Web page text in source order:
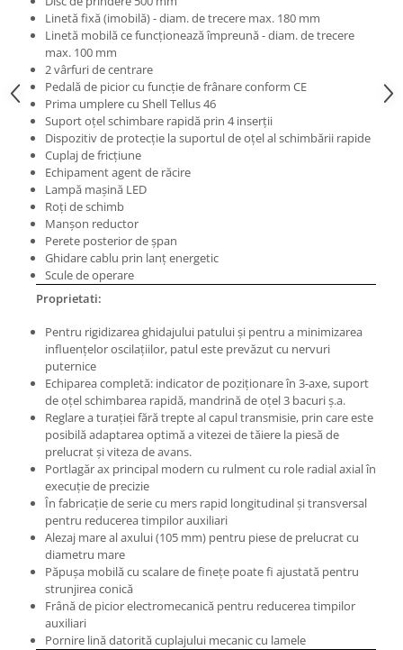
Masini electrice de filetat
Exhaustor pentru aschii metal
Masini de gaurit cu talpa
magnetica
Instalatii de spalare a pieselor
Lame de ferastrau cu varf din
carbura
Lame de ferăstrău cu acoperire
Panze de taiere cu banda verticala
Panze de taiere metal pentru
ferastraie
Roti de lustruit
Standuri pentru ferăstraie cu
bandă
Standuri pentru mașini de găurit și
frezat
Standuri pentru mașini de șlefuit
Standuri pentru strunguri metal
Unelte striere
Linetă fixă (imobilă) - diam. de trecere max. 180 mm
Linetă mobilă ce funcţionează împreună - diam. de trecere
max. 100 mm
2 vârfuri de centrare
Pedală de picior cu funcţie de frânare conform CE
Prima umplere cu Shell Tellus 46
Suport oţel schimbare rapidă prin 4 inserții
Dispozitiv de protecţie la suportul de oţel al schimbării rapide
Cuplaj de fricţiune
Echipament agent de răcire
Lampă maşină LED
Roţi de schimb
Manşon reductor
Perete posterior de şpan
Ghidare cablu prin lanţ energetic
Scule de operare
Proprietati:
Pentru rigidizarea ghidajului patului şi pentru a minimizarea
influenţelor oscilaţiilor, patul este prevăzut cu nervuri
puternice
Echiparea completă: indicator de poziţionare în 3-axe, suport
de oţel schimbarea rapidă, mandrină de oţel 3 bacuri ş.a.
Reglare a turaţiei fără trepte al capul transmisie, prin care este
posibilă adaptarea optimă a vitezei de tăiere la piesă de
prelucrat şi viteza de avans.
Portlagăr ax principal modern cu rulment cu role radial axial în
execuţie de precizie
În fabricaţie de serie cu mers rapid longitudinal şi transversal
pentru reducerea timpilor auxiliari
Alezaj mare al axului (105 mm) pentru piese de prelucrat cu
diametru mare
Păpuşa mobilă cu scalare de fineţe poate fi ajustată pentru
strunjirea conică
Frână de picior electromecanică pentru reducerea timpilor
auxiliari
Pornire lină datorită cuplajului mecanic cu lamele